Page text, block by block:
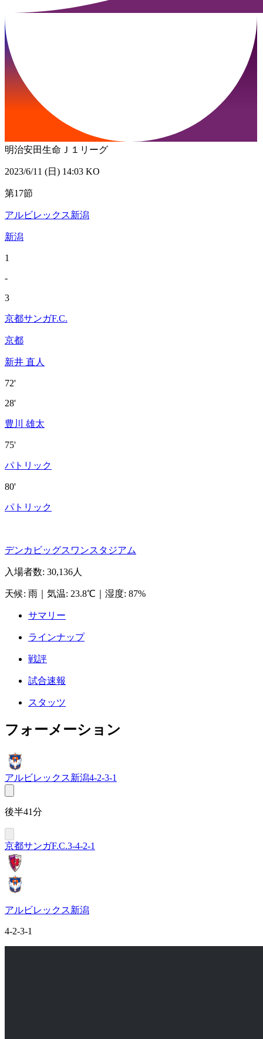
明治安田生命Ｊ１リーグ
2023/6/11 (日) 14:03 KO
第17節
アルビレックス新潟
新潟
1
-
3
京都サンガF.C.
京都
新井 直人
72'
28'
豊川 雄太
75'
パトリック
80'
パトリック
デンカビッグスワンスタジアム
入場者数: 30,136人
天候: 雨 気温: 23.8℃ 湿度: 87%
サマリー
ラインナップ
戦評
試合速報
スタッツ
フォーメーション
アルビレックス新潟4-2-3-1
後半41分
京都サンガF.C.3-4-2-1
アルビレックス新潟
4-2-3-1